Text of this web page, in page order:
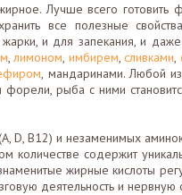
Лучше всего готовить
все полезные
и для запекания, и
,лимоном, имбирем,сливками,
, мандаринами. Любой
форели, рыба с ними
D, B12) и незаменимых
количестве содержит
жирные кислоты
деятельность и нервную